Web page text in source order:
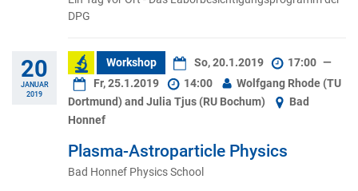
DPG
20
JANUAR
2019
Workshop So, 20.1.2019 17:00 —
Fr, 25.1.2019
14:00
Wolfgang Rhode (TU
Dortmund) and Julia Tjus (RU Bochum)
Bad
Honnef
Plasma-Astroparticle Physics
Bad Honnef Physics School